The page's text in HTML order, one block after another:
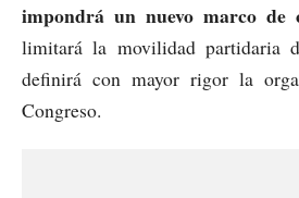
impondrá un nuevo marco de
limitará la movilidad partidaria
definirá con mayor rigor la
Congreso.